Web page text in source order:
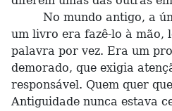
No mundo antigo, a
um livro era fazê-lo à mão,
palavra por vez. Era um
demorado, que exigia
responsável. Quem quer
Antiguidade nunca estava